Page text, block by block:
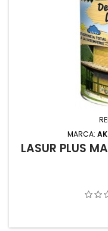
MARCA:
LASUR PLUS